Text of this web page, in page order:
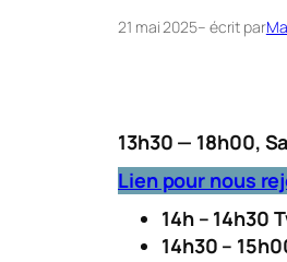
21 mai 2025– écrit par
13h30 — 18h00,
Lien pour nous
14h – 14h30
14h30 –